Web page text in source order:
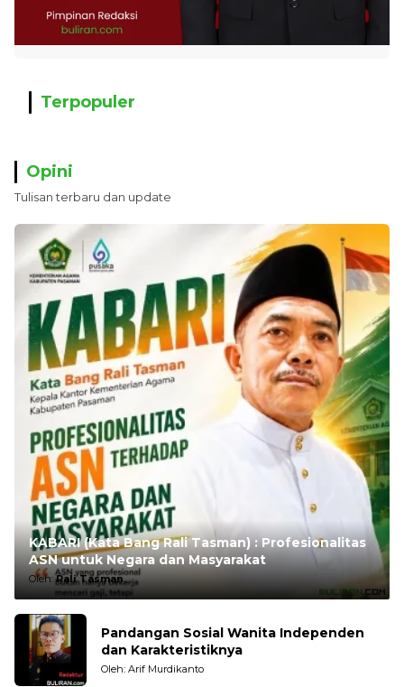
Terpopuler
Opini
Tulisan terbaru dan update
KABARI (Kata Bang Rali Tasman) : Profesionalitas
ASN untuk Negara dan Masyarakat
Oleh:Rali Tasman
Pandangan Sosial Wanita Independen
dan Karakteristiknya
Oleh: Arif Murdikanto